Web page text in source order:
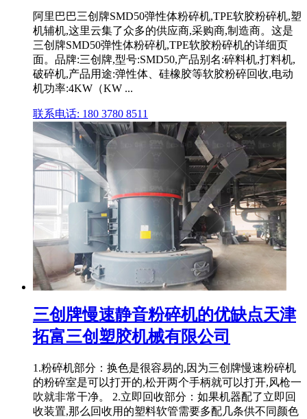
阿里巴巴三创牌SMD50弹性体粉碎机,TPE软胶粉碎机,塑
机辅机,这里云集了众多的供应商,采购商,制造商。这是
三创牌SMD50弹性体粉碎机,TPE软胶粉碎机的详细页
面。品牌:三创牌,型号:SMD50,产品别名:碎料机,打料机,
破碎机,产品用途:弹性体、硅橡胶等软胶粉碎回收,电动
机功率:4KW（KW ...
联系电话: 180 3780 8511
三创牌慢速静音粉碎机的优缺点天津
拓富三创塑胶机械有限公司
1.粉碎机部分：换色是很容易的,因为三创牌慢速粉碎机
的粉碎室是可以打开的,松开两个手柄就可以打开,风枪一
吹就非常干净。 2.立即回收部分：如果机器配了立即回
收装置,那么回收用的塑料软管需要多配几条供不同颜色